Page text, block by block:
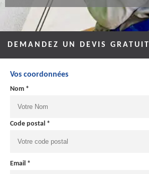
DEMANDEZ UN DEVIS GRATUIT
Vos coordonnées
Nom *
Code postal *
Email *